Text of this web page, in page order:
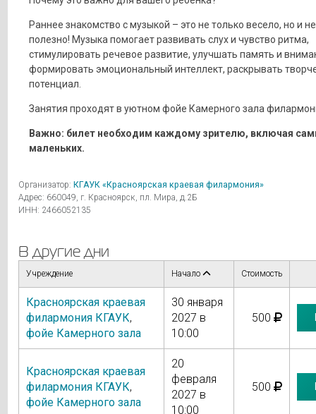
Раннее знакомство с музыкой – это не только весело, но и
полезно! Музыка помогает развивать слух и чувство ритма,
стимулировать речевое развитие, улучшать память и
формировать эмоциональный интеллект, раскрывать
потенциал.
Занятия проходят в уютном фойе Камерного зала
Важно: билет необходим каждому зрителю, включая
маленьких.
Организатор: КГАУК «Красноярская краевая филармония»
Адрес: 660049, г. Красноярск, пл. Мира, д.2Б
ИНН: 2466052135
В другие дни
Учреждение Начало Стоимость
Красноярская краевая
филармония КГАУК,
фойе Камерного зала
30 января
2027 в
10:00
500
Красноярская краевая
филармония КГАУК,
фойе Камерного зала
20
февраля
2027 в
10:00
500